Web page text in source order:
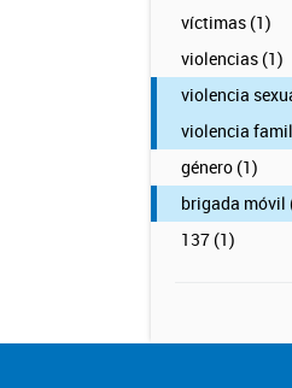
víctimas (1)
violencias (1)
violencia
violencia
género (1)
brigada móvil
137 (1)